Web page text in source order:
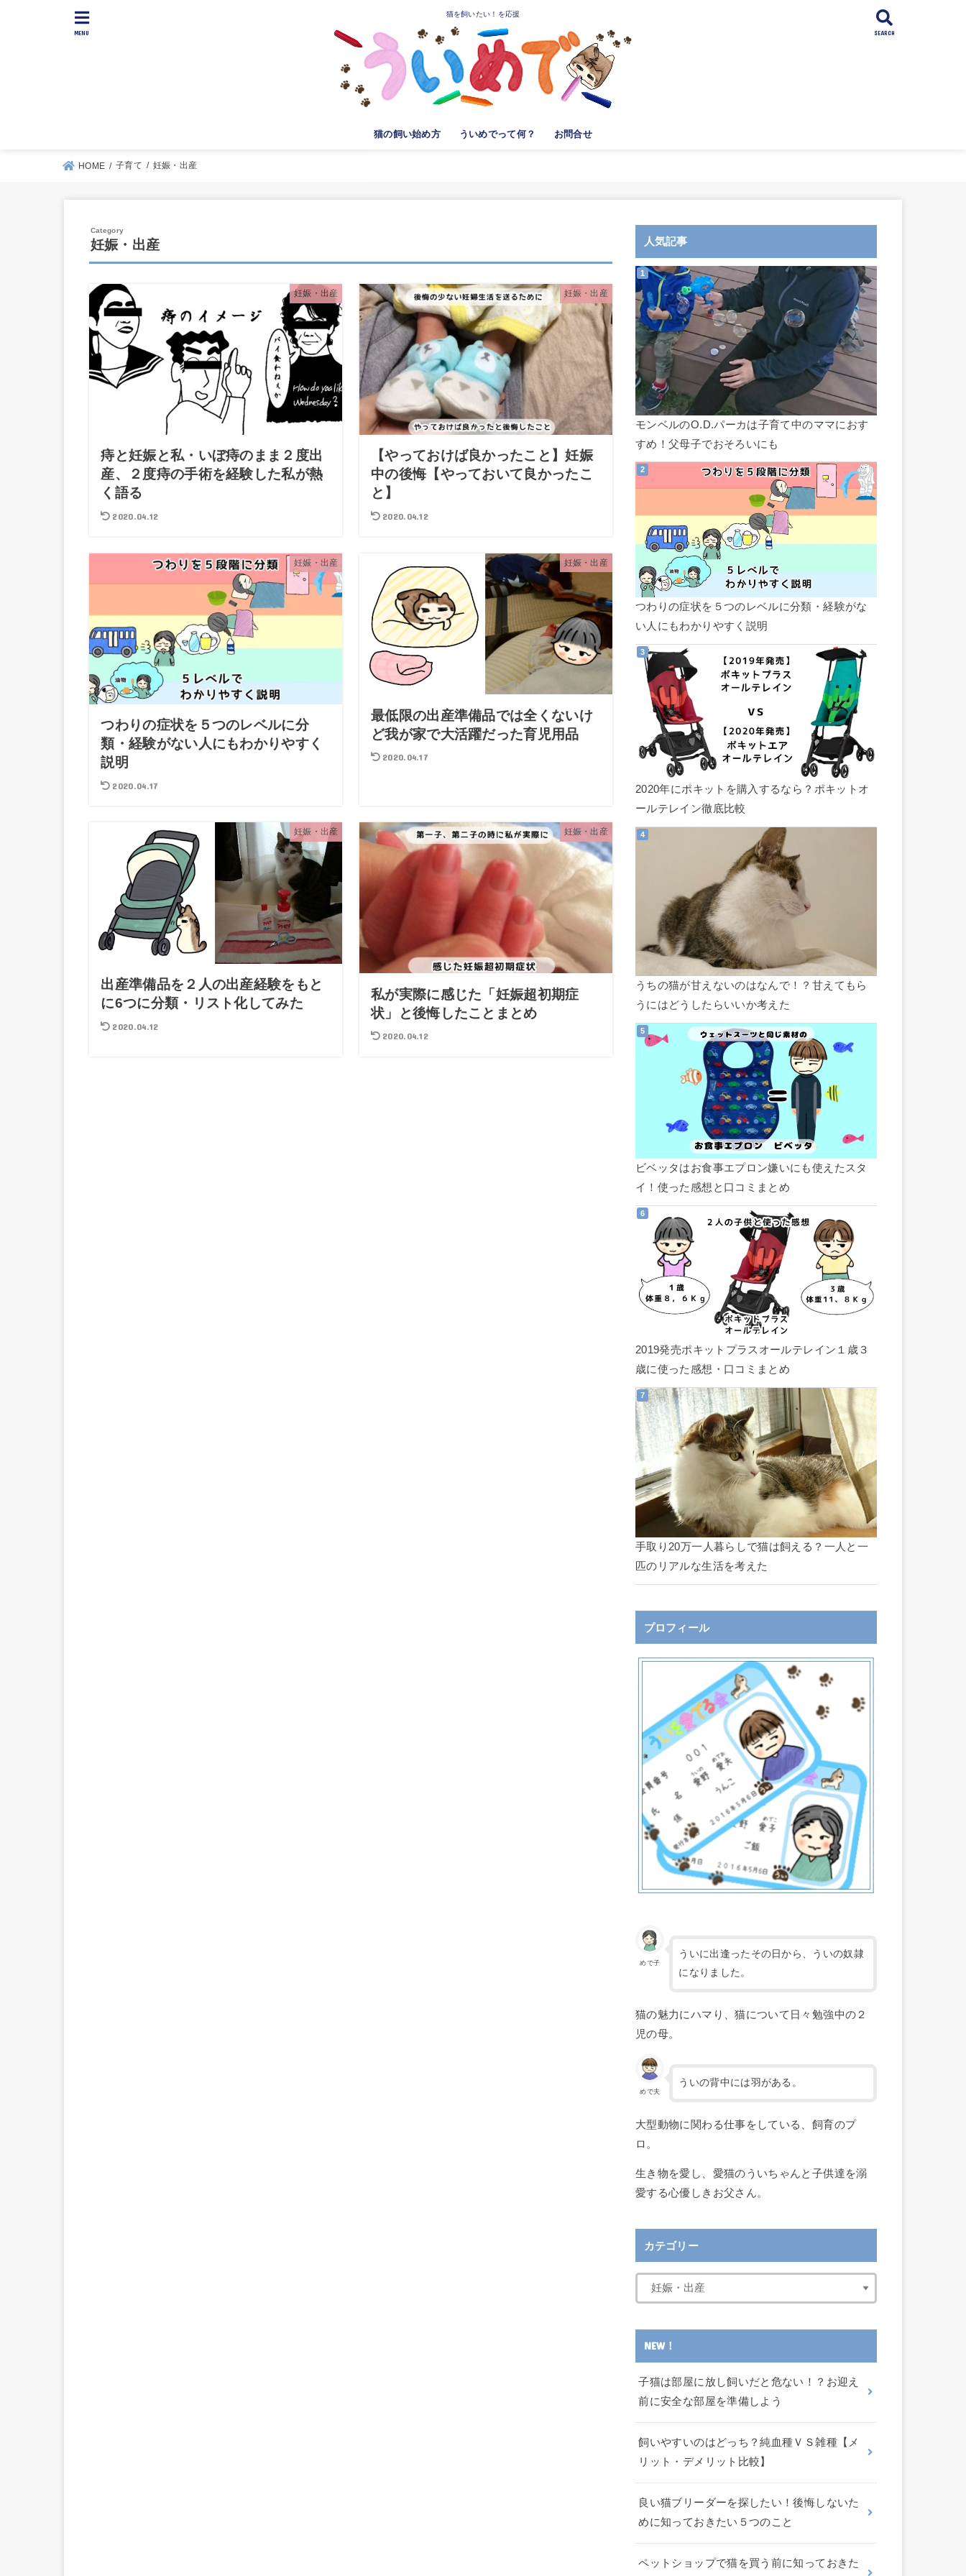
猫を飼いたい！を応援
猫の飼い始め方 ういめでって何？ お問合せ
SEARCH
MENU
HOME 子育て 妊娠・出産
妊娠・出産
妊娠・出産
痔と妊娠と私・いぼ痔のまま２度出
産、２度痔の手術を経験した私が熱
く語る
2020.04.12
妊娠・出産
【やっておけば良かったこと】妊娠
中の後悔【やっておいて良かったこ
と】
2020.04.12
妊娠・出産
つわりの症状を５つのレベルに分
類・経験がない人にもわかりやすく
説明
2020.04.17
妊娠・出産
最低限の出産準備品では全くないけ
ど我が家で大活躍だった育児用品
2020.04.17
妊娠・出産
出産準備品を２人の出産経験をもと
に6つに分類・リスト化してみた
2020.04.12
妊娠・出産
私が実際に感じた「妊娠超初期症
状」と後悔したことまとめ
2020.04.12
人気記事
モンベルのO.D.パーカは子育て中のママにおす
すめ！父母子でおそろいにも
つわりの症状を５つのレベルに分類・経験がな
い人にもわかりやすく説明
2020年にポキットを購入するなら？ポキットオ
ールテレイン徹底比較
うちの猫が甘えないのはなんで！？甘えてもら
うにはどうしたらいいか考えた
ビベッタはお食事エプロン嫌いにも使えたスタ
イ！使った感想と口コミまとめ
2019発売ポキットプラスオールテレイン１歳３
歳に使った感想・口コミまとめ
手取り20万一人暮らしで猫は飼える？一人と一
匹のリアルな生活を考えた
プロフィール
めで子
ういに出逢ったその日から、ういの奴隷
になりました。
猫の魅力にハマり、猫について日々勉強中の２
児の母。
めで夫
ういの背中には羽がある。
大型動物に関わる仕事をしている、飼育のプ
ロ。
生き物を愛し、愛猫のういちゃんと子供達を溺
愛する心優しきお父さん。
カテゴリー
NEW！
子猫は部屋に放し飼いだと危ない！？お迎え
前に安全な部屋を準備しよう
飼いやすいのはどっち？純血種ＶＳ雑種【メ
リット・デメリット比較】
良い猫ブリーダーを探したい！後悔しないた
めに知っておきたい５つのこと
ペットショップで猫を買う前に知っておきた